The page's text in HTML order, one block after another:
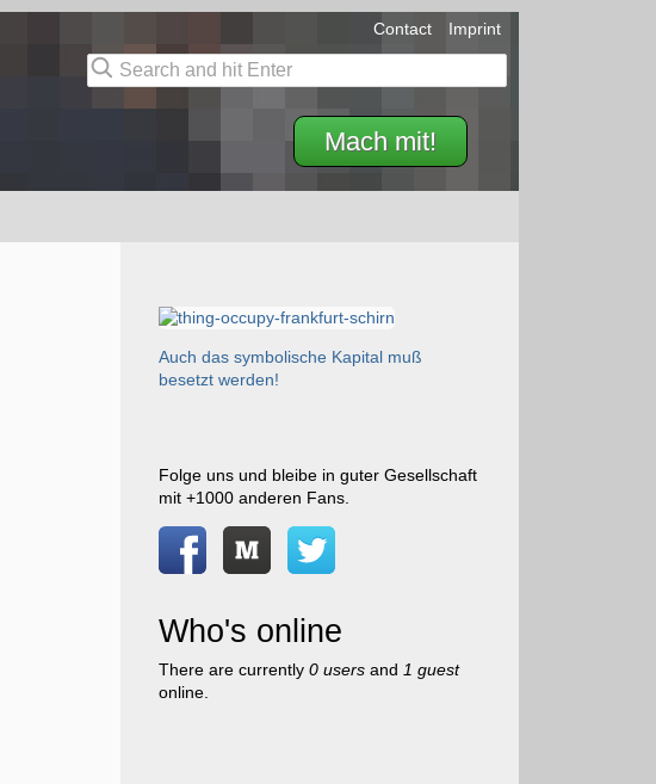
Mach mit!
Contact Imprint
Auch das symbolische Kapital muß
besetzt werden!
Folge uns und bleibe in guter Gesellschaft
mit +1000 anderen Fans.
Who's online
There are currently 0 usersand 1 guest
online.